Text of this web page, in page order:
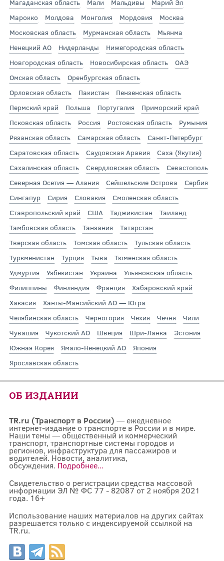
Магаданская область
Мали Мальдивы
Марий Эл
Марокко
Молдова Монголия Мордовия
Москва
Московская область
Мурманская область
Мьянма
Ненецкий АО
Нидерланды
Нижегородская область
Новгородская область
Новосибирская область
ОАЭ
Омская область
Оренбургская область
Орловская область
Пакистан
Пензенская область
Пермский край
Польша Португалия
Приморский край
Псковская область
Россия Ростовская область
Румыния
Рязанская область
Самарская область
Санкт-Петербург
Саратовская область
Саудовская Аравия
Саха (Якутия)
Сахалинская область
Свердловская область
Севастополь
Северная Осетия — Алания
Сейшельские Острова
Сербия
Сингапур
Сирия Словакия
Смоленская область
Ставропольский край
США Таджикистан
Таиланд
Тамбовская область
Танзания
Татарстан
Тверская область
Томская область
Тульская область
Туркменистан
Турция Тыва
Тюменская область
Удмуртия
Узбекистан Украина
Ульяновская область
Филиппины
Финляндия Франция
Хабаровский край
Хакасия
Ханты-Мансийский АО — Югра
Челябинская область
Черногория Чехия Чечня
Чили
Чувашия
Чукотский АО Швеция Шри-Ланка
Эстония
Южная Корея
Ямало-Ненецкий АО
Япония
Ярославская область
ОБ ИЗДАНИИ
TR.ru (Транспорт в России) — ежедневное
интернет-издание о транспорте в России и в мире.
Наши темы — общественный и коммерческий
транспорт, транспортные системы городов и
регионов, инфраструктура для пассажиров и
водителей. Новости, аналитика,
обсуждения. Подробнее...
Свидетельство о регистрации средства массовой
информации ЭЛ № ФС 77 - 82087 от 2 ноября 2021
года. 16+
Использование наших материалов на других сайтах
разрешается только с индексируемой ссылкой на
TR.ru.